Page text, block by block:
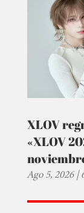
XLOV
«XLOV
Ago 5, 2026|